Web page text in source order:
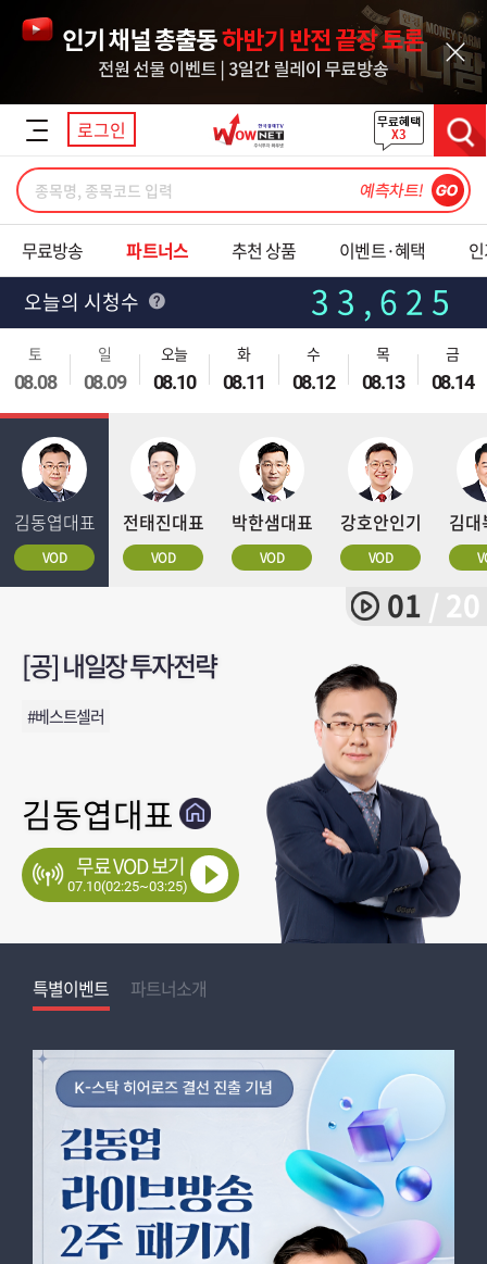
닫기
로그인
무료방송 파트너스 추천 상품 이벤트·혜택
오늘의 시청수 33,625
전일 누적시청수 37,693
토
08.08
일
08.09
오늘
08.10
화
08.11
수
08.12
목
08.13
금
08.14
김동엽대표
VOD
전태진대표
VOD
박한샘대표
VOD
강호안인기
VOD
김대
[공] 내일장 투자전략
#베스트셀러
김동엽대표
무료 VOD 보기
07.10(02:25~03:25)
특별이벤트 파트너소개
찐반등과 기술적반등 사이
#찐반등
전태진대표
07.10(07:00~08:20)
특별이벤트 파트너소개
월가리포트(금)= 7월 10일
#월가리포트(금)= 7월 10일
박한샘대표
07.10(07:30~07:40)
특별이벤트 파트너소개
◆싹쓸이BEST 2주 체험(라이브
+문자)
강호안인기
07.10(07:30~08:30)
특별이벤트 파트너소개
하반기 머니무브가 주목하는 단기
주도주?
김대복대표
07.10(07:40~15:30)
특별이벤트
D - 18
파트너소개
하반기 머니무브로 본 핵심주도주
#하반기 머니무브로 본 핵심주도주
김대복대표
07.10(08:00~15:50)
특별이벤트
D - 18
파트너소개
선택과 집중이 필요한 시장투자전략
#1억을3억으로
이상로대표
07.10(08:00~16:00)
특별이벤트 파트너소개
3분기 핵심 주도주 공개!
#주도주
이동근대표
07.10(08:00~17:10)
특별이벤트 파트너소개
코스닥반도체우량주에승부하자
#코스닥반도체우량주에승부하자
정해영대표
07.10(08:00~09:00)
특별이벤트 파트너소개
(무료) 더 이상 조정의 가능성이 높지
않다
최성민대표
07.10(08:15~18:15)
특별이벤트 파트너소개
하이닉스 ADR 공모청약, 코스피
반등되나
유일한대표
07.10(08:20~08:50)
특별이벤트 파트너소개
주목받을 유망 종목군과 공략할 종목
#하이브
한옥석소장
07.10(08:30~16:00)
특별이벤트 파트너소개
지수 반등구간 진입( 대기자금 많음)
#대형주&지수선물
강재현대표
07.10(08:30~16:00)
파트너소개
프로필
주식은 한순간의 대박이 아닌 꾸준한 수익을
창출하는것이 중요합니다. 매매횟수보다는
승률이 중요합니다.
투자성향
★예선3등, 본선2등, 결선은? No.1
#현재1위와함께
김정기대표
07.10(15:00~07:40)
특별이벤트 파트너소개
시장반등 시작?
#삼성전자
오학진대표
07.10(15:21~16:21)
파트너소개
프로필
AI로 찾고, 차트로 가두고, 타이밍으로 잡는다!
기초부터 실전 Live 교육까지 한번에!
투자성향
◆싹쓸이BEST 2주 체험(라이브
+문자)
강호안인기
07.10(15:50~16:30)
특별이벤트 파트너소개
더리치..반전율 반도체대적중
대세진입편1
박완필대표
07.10(16:00~16:30)
특별이벤트 파트너소개
코스닥837p, 에프터마켓전략
#코스닥837p, 에프터마켓전략
김대복대표
07.10(19:30~20:10)
특별이벤트
D - 18
파트너소개
실적 성장 탑픽주 전략은?
#주도주
강호안인기
07.10(21:20~22:20)
특별이벤트 파트너소개
시장 전환점, 선점 해야할 낙폭
과대주들
김우식대표
07.10(22:00~23:00)
특별이벤트 파트너소개
01 / 20